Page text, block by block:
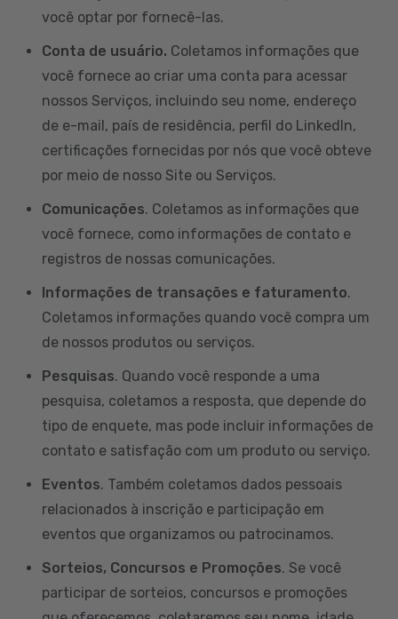
você optar por fornecê-las.
Conta de usuário. Coletamos informações que
você fornece ao criar uma conta para acessar
nossos Serviços, incluindo seu nome, endereço
de e-mail, país de residência, perfil do LinkedIn,
certificações fornecidas por nós que você obteve
por meio de nosso Site ou Serviços.
Comunicações. Coletamos as informações que
você fornece, como informações de contato e
registros de nossas comunicações.
Informações de transações e faturamento.
Coletamos informações quando você compra um
de nossos produtos ou serviços.
Pesquisas. Quando você responde a uma
pesquisa, coletamos a resposta, que depende do
tipo de enquete, mas pode incluir informações de
contato e satisfação com um produto ou serviço.
Eventos. Também coletamos dados pessoais
relacionados à inscrição e participação em
eventos que organizamos ou patrocinamos.
Sorteios, Concursos e Promoções. Se você
participar de sorteios, concursos e promoções